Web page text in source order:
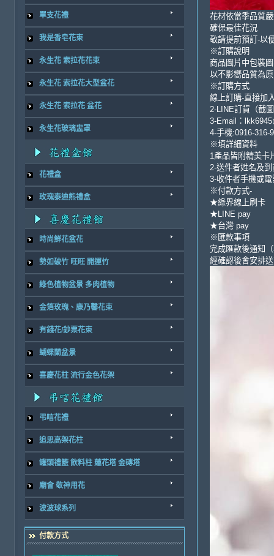
單支花禮
我是香皂花束
永生花 索拉花花束
永生花 索拉花大型盆花
永生花 索拉花 盆花
永生花玻璃盅罩
花禮盒
玫瑰泰迪熊禮盒
時尚鮮花盆花
勢如破竹 旺旺 開運竹
綠色植物盆景 多肉植物
金箔玫瑰、康乃馨花束
有錢花/鈔票花束
蝴蝶蘭盆景
喜慶花柱 流行金色花架
弔唁花禮
追思高架花柱
罐頭禮籃 飲料柱 蓮花塔 金磚塔
廟會 敬神用花
波波球系列
付款方式
花材依當季品質
確保最佳花況
敬請提前預訂-以
※訂購說明
商品圖片中包裝
以不影嚮品質為
※訂購方式
線上訂購-直接加
2-LINE訂貨（截
3-Email：
4-手機:0916-316-
※填詳細資料
1產品皆附精美卡
2-送件者姓名及
3-收件者手機或電
※付款方式-
★綠界線上刷卡
★LINE pay
★台灣 pay
※匯款事項
完成匯款後通知
經確認後會安排